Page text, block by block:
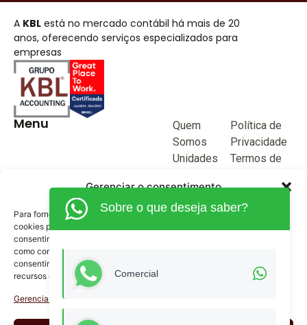
Gerenciar o consentimento
Para fornecer as melhores experiências, usamos tecnologias como
cookies para armazenar e/ou acessar informações do dispositivo. O
consentimento para essas tecnologias nos permitirá processar dados
como comportamento de navegação ou IDs exclusivos neste site. Não
consentir ou retirar o consentimento pode afetar negativamente certos
recursos e funções.
Gerenciar serviços
A KBL está no mercado contábil há mais de 20
anos, oferecendo serviços especializados para
empresas
Menu
Quem
Somos
Unidades
Blog
Junte-se a
Política de
Privacidade
Termos de
(62) 3515-1280
(62) 99968-9132
comercial@kblcontabilidade.com
Sobre o que deseja saber?
Comercial